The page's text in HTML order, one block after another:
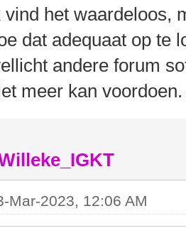
vind het waardeloos,
dat adequaat op te
andere forum
meer kan voordoen.
Mar-2023, 12:06 AM